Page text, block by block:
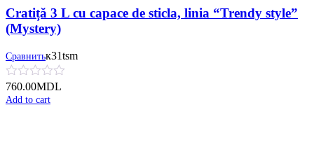
Cratiță 3 L cu сapace de sticla, linia “Trendy style”
(Mystery)
Сравнитьк31tsm
760.00MDL
Add to cart